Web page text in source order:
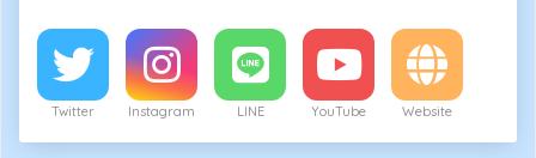
Twitter Instagram LINE YouTube Website